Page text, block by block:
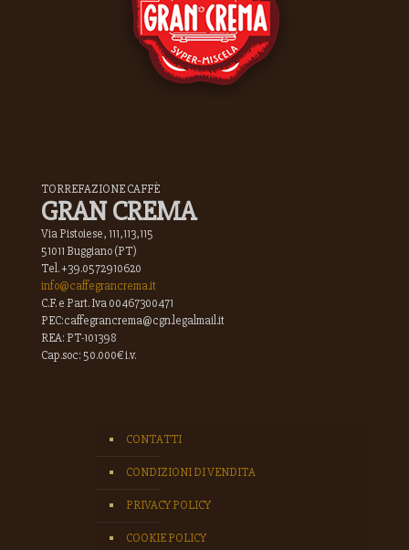
TORREFAZIONE CAFFÈ
GRAN CREMA
Via Pistoiese, 111,113,115
51011 Buggiano (PT)
Tel. +39.0572910620
info@caffegrancrema.it
C.F. e Part. Iva 00467300471
PEC:caffegrancrema@cgn.legalmail.it
REA: PT-101398
Cap.soc: 50.000€ i.v.
CONTATTI
CONDIZIONI DI VENDITA
PRIVACY POLICY
COOKIE POLICY